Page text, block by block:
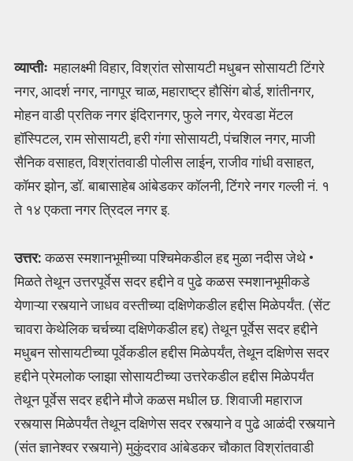
व्याप्तीःमहालक्ष्मी विहार, विश्रांत सोसायटी मधुबन सोसायटी टिंगरे
नगर, आदर्श नगर, नागपूर चाळ, महाराष्ट्र हौसिंग बोर्ड, शांतीनगर,
मोहन वाडी प्रतिक नगर इंदिरानगर, फुले नगर, येरवडा मेंटल
हॉस्पिटल, राम सोसायटी, हरी गंगा सोसायटी, पंचशिल नगर, माजी
सैनिक वसाहत, विश्रांतवाडी पोलीस लाईन, राजीव गांधी वसाहत,
कॉमर झोन, डॉ. बाबासाहेब आंबेडकर कॉलनी, टिंगरे नगर गल्ली नं. १
ते १४ एकता नगर त्रिदल नगर इ.
उत्तर:कळस स्मशानभूमीच्या पश्चिमेकडील हद्द मुळा नदीस जेथे •
मिळते तेथून उत्तरपूर्वेस सदर हद्दीने व पुढे कळस स्मशानभूमीकडे
येणाऱ्या रस्त्याने जाधव वस्तीच्या दक्षिणेकडील हद्दीस मिळेपर्यंत. (सेंट
चावरा केथेलिक चर्चच्या दक्षिणेकडील हद्द) तेथून पूर्वेस सदर हद्दीने
मधुबन सोसायटीच्या पूर्वेकडील हद्दीस मिळेपर्यंत, तेथून दक्षिणेस सदर
हद्दीने प्रेमलोक प्लाझा सोसायटीच्या उत्तरेकडील हद्दीस मिळेपर्यंत
तेथून पूर्वेस सदर हद्दीने मौजे कळस मधील छ. शिवाजी महाराज
रस्त्यास मिळेपर्यंत तेथून दक्षिणेस सदर रस्त्याने व पुढे आळंदी रस्त्याने
(संत ज्ञानेश्वर रस्त्याने) मुकुंदराव आंबेडकर चौकात विश्रांतवाडी